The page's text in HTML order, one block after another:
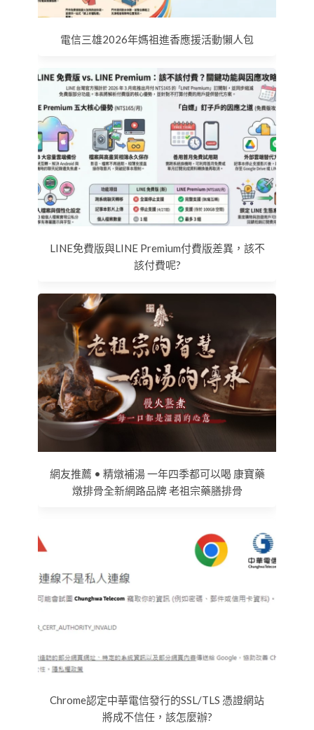
電信三雄2026年媽祖進香應援活動懶人包
LINE免費版與LINE Premium付費版差異，該不
該付費呢?
網友推薦 • 精燉補湯 一年四季都可以喝 康寶藥
燉排骨全新網路品牌 老祖宗藥膳排骨
Chrome認定中華電信發行的SSL/TLS 憑證網站
將成不信任，該怎麼辦?